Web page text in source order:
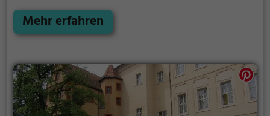
Aspekte aus längst vergangenen Zeiten und bietet
einen kleinen Einblick in die Geschichte.
Mehr erfahren